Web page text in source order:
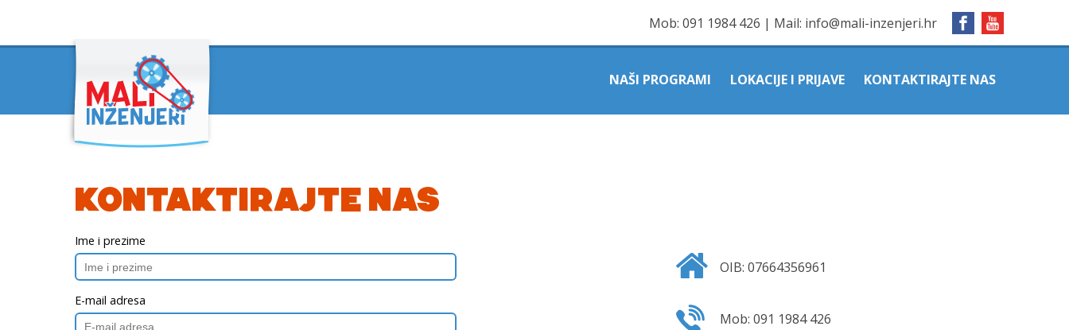
Mob: 091 1984 426 | Mail: info@mali-inzenjeri.hr
NAŠI PROGRAMI LOKACIJE I PRIJAVE KONTAKTIRAJTE NAS
KONTAKTIRAJTE NAS
Ime i prezime
E-mail adresa
OIB: 07664356961
Mob:091 1984 426